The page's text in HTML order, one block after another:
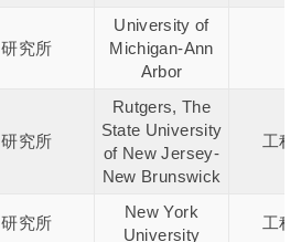
研究所
University of
Michigan-Ann
Arbor
研究所
Rutgers, The
State University
of New Jersey-
New Brunswick
工程
研究所
New York
University
工程